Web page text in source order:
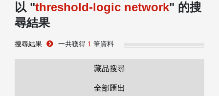
藏品查詢
校史館簡介
以 "threshold-logic network" 的搜
尋結果
搜尋結果 一共獲得 1 筆資料
藏品搜尋
全部匯出